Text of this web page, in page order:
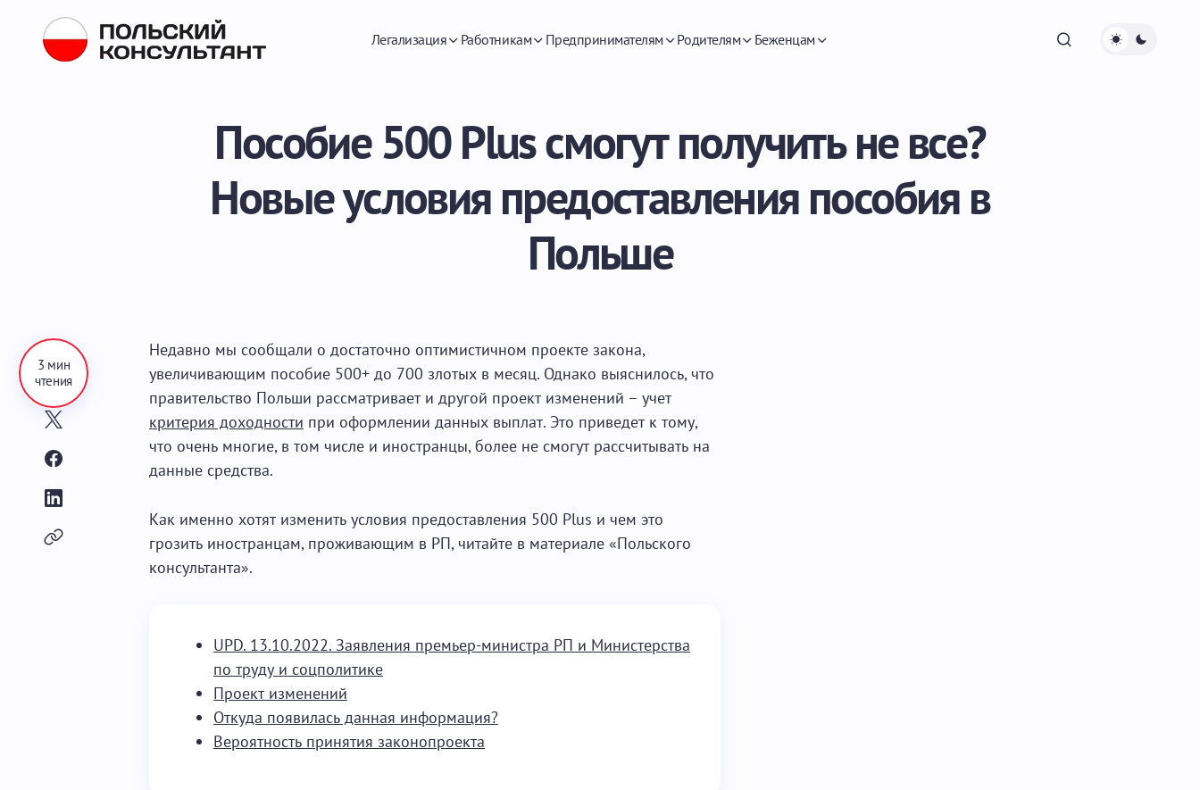
Легализация Работникам Предпринимателям Родителям Беженцам
Пособие 500 Plus смогут получить не все?
Новые условия предоставления пособия в
Польше
3 мин
чтения
Недавно мы сообщали о достаточно оптимистичном проекте закона,
увеличивающим пособие 500+ до 700 злотых в месяц. Однако выяснилось, что
правительство Польши рассматривает и другой проект изменений – учет
критерия доходности при оформлении данных выплат. Это приведет к тому,
что очень многие, в том числе и иностранцы, более не смогут рассчитывать на
данные средства.
Как именно хотят изменить условия предоставления 500 Plus и чем это
грозить иностранцам, проживающим в РП, читайте в материале «Польского
консультанта».
UPD. 13.10.2022. Заявления премьер-министра РП и Министерства
по труду и соцполитике
Проект изменений
Откуда появилась данная информация?
Вероятность принятия законопроекта